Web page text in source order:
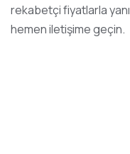
rekabetçi fiyatlarla
hemen iletişime geçin.